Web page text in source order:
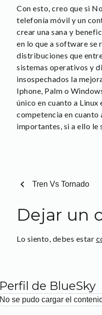
Con esto, creo que si
telefonía móvil y un
crear una sana y
en lo que a software se
distribuciones que
sistemas operativos y
insospechados la
Iphone, Palm o
único en cuanto a
competencia en cuanto
importantes, si a ello le
chevron_left Tren Vs Tornado
Dejar un
Lo siento, debes estar
Perfil de BlueSky
No se pudo cargar el